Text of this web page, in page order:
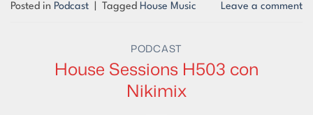
Posted in Podcast Tagged House Music Leave a comment
PODCAST
House Sessions H503 con
Nikimix